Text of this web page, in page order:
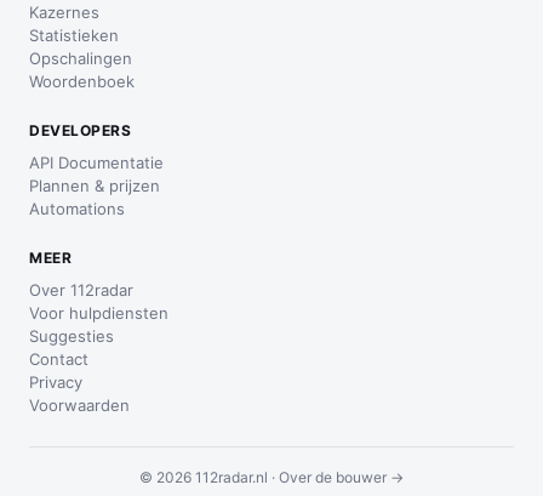
Kazernes
Statistieken
Opschalingen
Woordenboek
DEVELOPERS
API Documentatie
Plannen & prijzen
Automations
MEER
Over 112radar
Voor hulpdiensten
Suggesties
Contact
Privacy
Voorwaarden
© 2026 112radar.nl · Over de bouwer →